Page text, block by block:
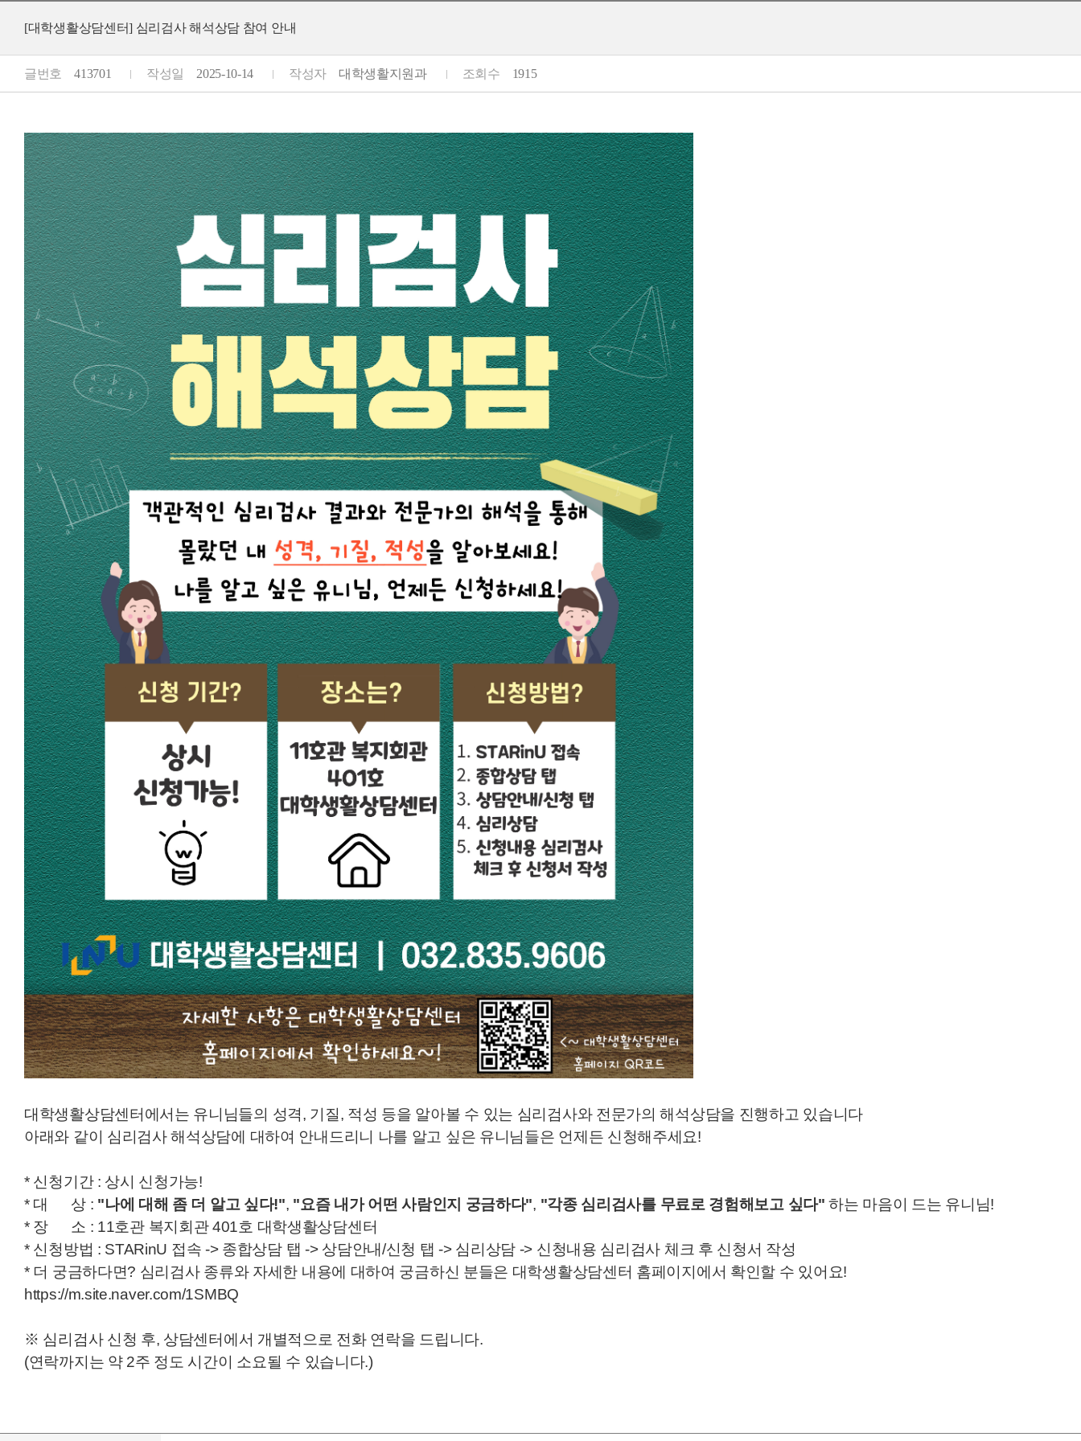
[대학생활상담센터] 심리검사 해석상담 참여 안내
글번호 413701 작성일 2025-10-14 작성자 대학생활지원과 조회수 1915
대학생활상담센터에서는 유니님들의 성격, 기질, 적성 등을 알아볼 수 있는 심리검사와 전문가의 해석상담을 진행하고 있습니다
아래와 같이 심리검사 해석상담에 대하여 안내드리니 나를 알고 싶은 유니님들은 언제든 신청해주세요!
* 신청기간 : 상시 신청가능!
* 대 상 : "나에 대해 좀 더 알고 싶다!", "요즘 내가 어떤 사람인지 궁금하다", "각종 심리검사를 무료로 경험해보고 싶다" 하는 마음이 드는 유니님!
* 장 소 : 11호관 복지회관 401호 대학생활상담센터
* 신청방법 : STARinU 접속 -> 종합상담 탭 -> 상담안내/신청 탭 -> 심리상담 -> 신청내용 심리검사 체크 후 신청서 작성
* 더 궁금하다면? 심리검사 종류와 자세한 내용에 대하여 궁금하신 분들은 대학생활상담센터 홈페이지에서 확인할 수 있어요!
https://m.site.naver.com/1SMBQ
※ 심리검사 신청 후, 상담센터에서 개별적으로 전화 연락을 드립니다.
(연락까지는 약 2주 정도 시간이 소요될 수 있습니다.)